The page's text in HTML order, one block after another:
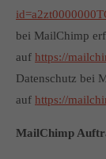
bei MailChimp
auf https://
Datenschutz bei
auf https://
MailChimp